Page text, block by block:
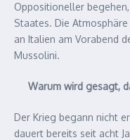
Oppositioneller
Staates. Die
an Italien am Vorabend
Mussolini.
Warum wird gesagt,
Der Krieg begann nicht
dauert bereits seit acht